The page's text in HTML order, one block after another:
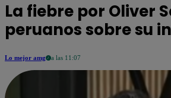
La fiebre por Oliver
peruanos sobre su
Lo mejor amg a las 11:07